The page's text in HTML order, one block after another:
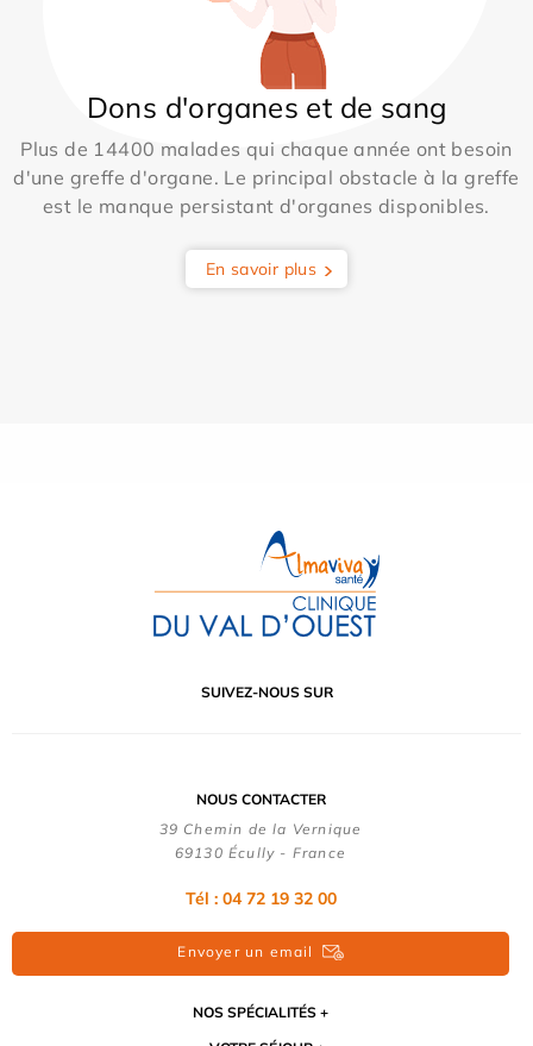
Dons d'organes et de sang
Plus de 14400 malades qui chaque année ont besoin
d'une greffe d'organe. Le principal obstacle à la greffe
est le manque persistant d'organes disponibles.
En savoir plus
SUIVEZ-NOUS SUR
NOUS CONTACTER
39 Chemin de la Vernique
69130 Écully - France
Tél : 04 72 19 32 00
Envoyer un email
NOS SPÉCIALITÉS